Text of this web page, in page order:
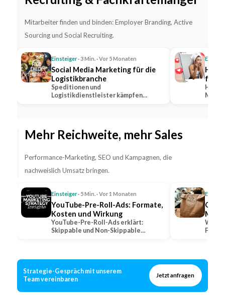
Mitarbeiter finden und binden: Employer Branding, Active
Sourcing und Social Recruiting.
Einsteiger· 3 Min. · Vor 5 Monaten
Social Media Marketing für die
Logistikbranche
Speditionen und
Logistikdienstleister kämpfen
für
Mehr Reichweite, mehr Sales
Performance-Marketing, SEO und Kampagnen, die
nachweislich Umsatz bringen.
Einsteiger· 5 Min. · Vor 1 Monaten
YouTube-Pre-Roll-Ads: Formate,
Kosten und Wirkung
YouTube-Pre-Roll-Ads erklärt:
Skippable und Non-Skippable
Was
Fast-
Strategie-Gespräch mit unserem
Team vereinbaren
Jetzt anfragen